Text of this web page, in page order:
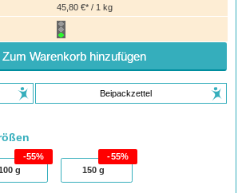
45,80 €* / 1 kg
Zum Warenkorb hinzufügen
Beipackzettel
g
55%
150 g
55%